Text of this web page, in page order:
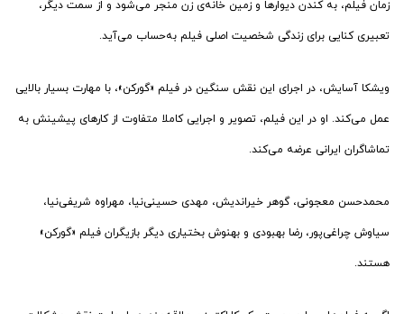
زمان فیلم، به کندن دیوارها و زمین خانه‌ی زن منجر می‌شود و از سمت دیگر،
تعبیری کنایی برای زندگی شخصیت اصلی فیلم به‌حساب می‌آید.
ویشکا آسایش، در اجرای این نقش سنگین در فیلم «گورکن»، با مهارت بسیار بالایی
عمل می‌کند. او در این فیلم، تصویر و اجرایی کاملا متفاوت از کارهای پیشینش به
تماشاگران ایرانی عرضه می‌کند.
محمدحسن معجونی، گوهر خیراندیش، مهدی حسینی‌نیا، مهراوه شریفی‌نیا،
سیاوش چراغی‌پور، رضا بهبودی و بهنوش بختیاری دیگر بازیگران فیلم «گورکن»
هستند.